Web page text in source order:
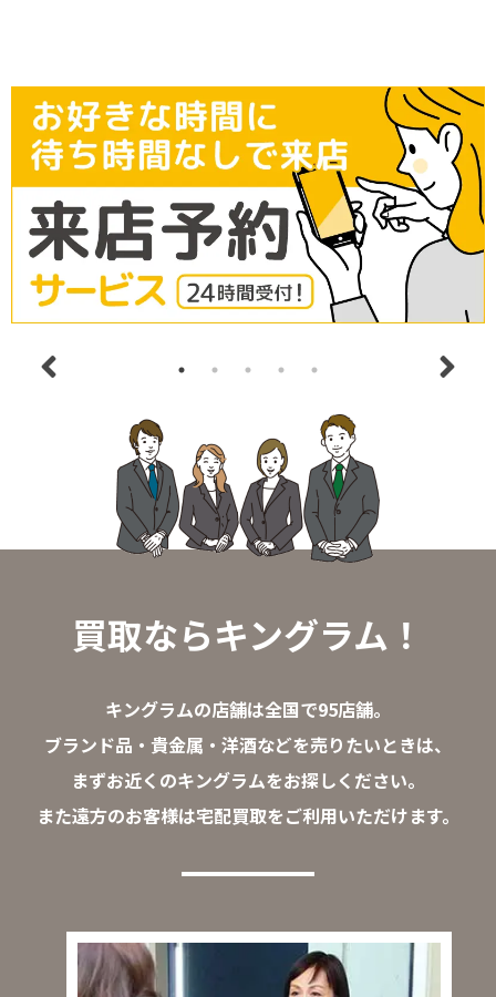
買取ならキングラム！
キングラムの店舗は全国で95店舗。
ブランド品・貴金属・洋酒などを売りたいときは、
まずお近くのキングラムをお探しください。
また遠方のお客様は宅配買取をご利用いただけます。